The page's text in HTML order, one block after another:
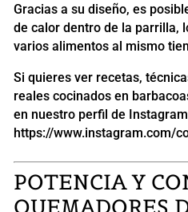
Gracias a su diseño, es
de calor dentro de la parrilla,
varios alimentos al mismo
Si quieres ver recetas,
reales cocinados en
en nuestro perfil de Instagram
https://www.instagram.com/
POTENCIA Y
QUEMADORES